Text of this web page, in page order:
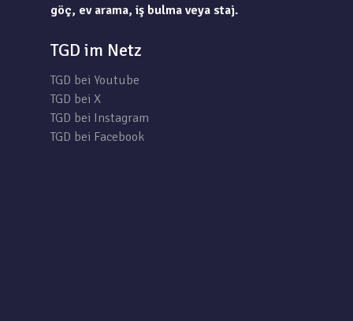
göç, ev arama, iş bulma veya staj.
TGD im Netz
TGD bei Youtube
TGD bei X
TGD bei Instagram
TGD bei Facebook